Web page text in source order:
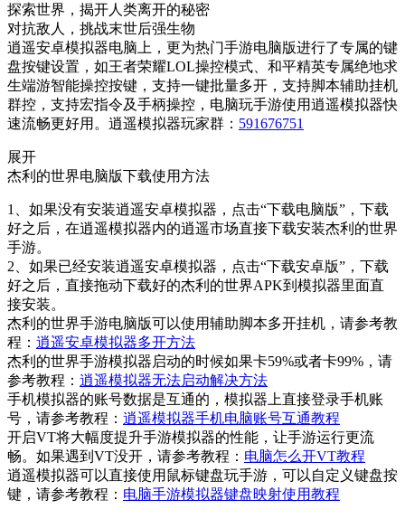
探索世界，揭开人类离开的秘密
对抗敌人，挑战末世后强生物
逍遥安卓模拟器电脑上，更为热门手游电脑版进行了专属的键
盘按键设置，如王者荣耀LOL操控模式、和平精英专属绝地求
生端游智能操控按键，支持一键批量多开，支持脚本辅助挂机
群控，支持宏指令及手柄操控，电脑玩手游使用逍遥模拟器快
速流畅更好用。逍遥模拟器玩家群： 591676751
展开
杰利的世界电脑版下载使用方法
1、如果没有安装逍遥安卓模拟器，点击“下载电脑版”，下载
好之后，在逍遥模拟器内的逍遥市场直接下载安装杰利的世界
手游。
2、如果已经安装逍遥安卓模拟器，点击“下载安卓版”，下载
好之后，直接拖动下载好的杰利的世界APK到模拟器里面直
接安装。
杰利的世界手游电脑版可以使用辅助脚本多开挂机，请参考教
程： 逍遥安卓模拟器多开方法
杰利的世界手游模拟器启动的时候如果卡59%或者卡99%，请
参考教程： 逍遥模拟器无法启动解决方法
手机模拟器的账号数据是互通的，模拟器上直接登录手机账
号，请参考教程： 逍遥模拟器手机电脑账号互通教程
开启VT将大幅度提升手游模拟器的性能，让手游运行更流
畅。如果遇到VT没开，请参考教程： 电脑怎么开VT教程
逍遥模拟器可以直接使用鼠标键盘玩手游，可以自定义键盘按
键，请参考教程： 电脑手游模拟器键盘映射使用教程